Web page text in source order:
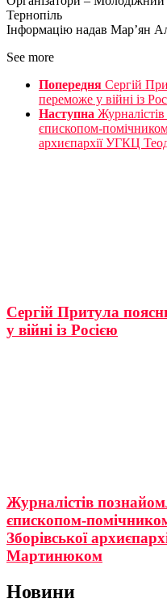
Тернопіль
Інформацію надав Мар’ян
See more
Попередня Сергій
переможе у війні із
Наступна
єпископом-помічником
архиєпархії УГКЦ
Сергій Притула
у війні із Росією
Журналістів
єпископом-
Зборівської
Мартинюком
Новини